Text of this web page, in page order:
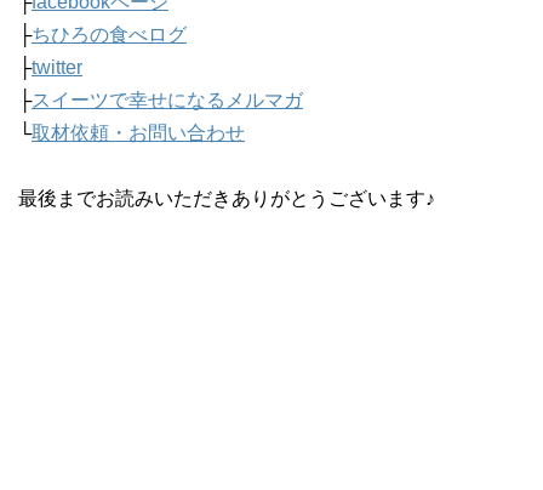
├ちひろの食べログ
├twitter
├スイーツで幸せになるメルマガ
└取材依頼・お問い合わせ
最後までお読みいただきありがとうございます♪